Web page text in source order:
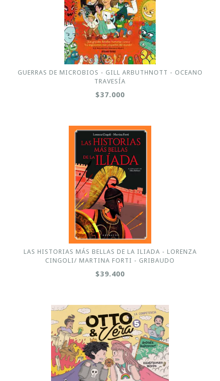
GUERRAS DE MICROBIOS - GILL ARBUTHNOTT - OCEANO
TRAVESÍA
$37.000
LAS HISTORIAS MÁS BELLAS DE LA ILIADA - LORENZA
CINGOLI/ MARTINA FORTI - GRIBAUDO
$39.400